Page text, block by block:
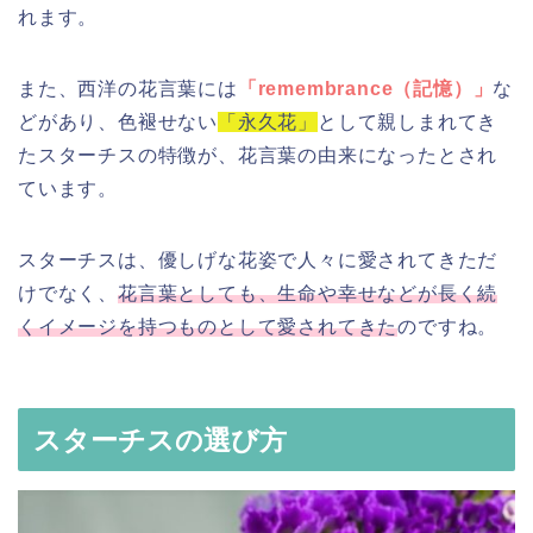
れます。
また、西洋の花言葉には 「remembrance（記憶）」 な
どがあり、色褪せない
「永久花」
として親しまれてき
たスターチスの特徴が、花言葉の由来になったとされ
ています。
スターチスは、優しげな花姿で人々に愛されてきただ
けでなく、 花言葉としても、生命や幸せなどが長く続
くイメージを持つものとして愛されてきたのですね。
スターチスの選び方